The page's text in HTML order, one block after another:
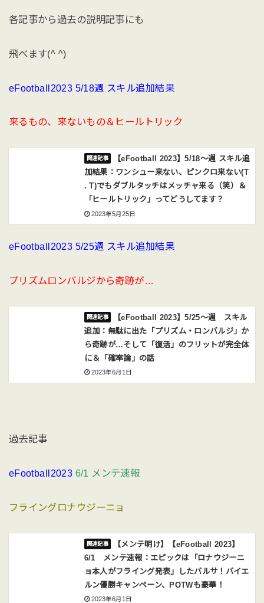
各記事から過去の説明記事にも
飛べます(^ ^)
eFootball2023 5/18週 スキル追加結果
来るもの、来ないもの＆ヒールトリック
【eFootball 2023】5/18〜週 スキル追
加結果：ワンシュー来ない、ピンクロ来ない(T
. T)でもダブルタッチはメッチャ来る（笑）＆
「ヒールトリック」ってどうしてます？
2023年5月25日
eFootball2023 5/25週 スキル追加結果
プリズムロンバルジから奇跡が…
【eFootball 2023】5/25〜週 スキル
追加：無駄に出た「プリズム・ロンバルジ」か
ら奇跡が…そして「復活」のフリットが完全体
に＆「確率論」の話
2023年6月1日
過去記事
eFootball2023 6/1 メンテ速報
フライングロナウジーニョ
【メンテ明け】【eFootball 2023】
6/1 メンテ速報：エピックは「ロナウジーニ
ョ本人がフライング発表」したバルサ！バイエ
ルン優勝キャンペーン、POTWも豪華！
2023年6月1日